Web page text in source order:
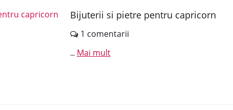
Bijuterii si pietre pentru capricorn
1 comentarii
... Mai mult